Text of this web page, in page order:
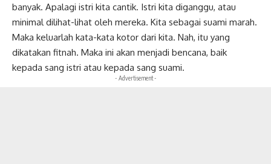
banyak. Apalagi istri kita cantik. Istri kita diganggu, atau
minimal dilihat-lihat oleh mereka. Kita sebagai suami marah.
Maka keluarlah kata-kata kotor dari kita. Nah, itu yang
dikatakan fitnah. Maka ini akan menjadi bencana, baik
kepada sang istri atau kepada sang suami.
- Advertisement -